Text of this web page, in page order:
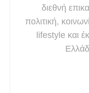
διεθνή
πολιτική,
lifestyle και